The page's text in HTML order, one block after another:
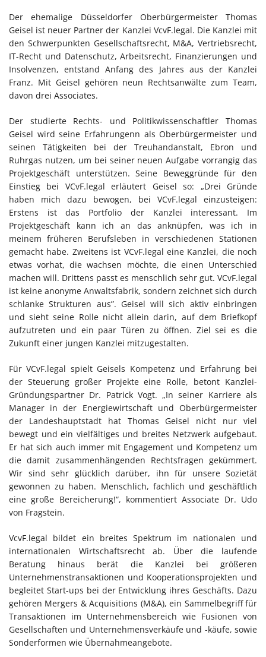
Der ehemalige Düsseldorfer Oberbürgermeister Thomas
Geisel ist neuer Partner der Kanzlei VcvF.legal. Die Kanzlei mit
den Schwerpunkten Gesellschaftsrecht, M&A, Vertriebsrecht,
IT-Recht und Datenschutz, Arbeitsrecht, Finanzierungen und
Insolvenzen, entstand Anfang des Jahres aus der Kanzlei
Franz. Mit Geisel gehören neun Rechtsanwälte zum Team,
davon drei Associates.
Der studierte Rechts- und Politikwissenschaftler Thomas
Geisel wird seine Erfahrungenn als Oberbürgermeister und
seinen Tätigkeiten bei der Treuhandanstalt, Ebron und
Ruhrgas nutzen, um bei seiner neuen Aufgabe vorrangig das
Projektgeschäft unterstützen. Seine Beweggründe für den
Einstieg bei VCvF.legal erläutert Geisel so: „Drei Gründe
haben mich dazu bewogen, bei VCvF.legal einzusteigen:
Erstens ist das Portfolio der Kanzlei interessant. Im
Projektgeschäft kann ich an das anknüpfen, was ich in
meinem früheren Berufsleben in verschiedenen Stationen
gemacht habe. Zweitens ist VCvF.legal eine Kanzlei, die noch
etwas vorhat, die wachsen möchte, die einen Unterschied
machen will. Drittens passt es menschlich sehr gut. VCvF.legal
ist keine anonyme Anwaltsfabrik, sondern zeichnet sich durch
schlanke Strukturen aus”. Geisel will sich aktiv einbringen
und sieht seine Rolle nicht allein darin, auf dem Briefkopf
aufzutreten und ein paar Türen zu öffnen. Ziel sei es die
Zukunft einer jungen Kanzlei mitzugestalten.
Für VCvF.legal spielt Geisels Kompetenz und Erfahrung bei
der Steuerung großer Projekte eine Rolle, betont Kanzlei-
Gründungspartner Dr. Patrick Vogt. „In seiner Karriere als
Manager in der Energiewirtschaft und Oberbürgermeister
der Landeshauptstadt hat Thomas Geisel nicht nur viel
bewegt und ein vielfältiges und breites Netzwerk aufgebaut.
Er hat sich auch immer mit Engagement und Kompetenz um
die damit zusammenhängenden Rechtsfragen gekümmert.
Wir sind sehr glücklich darüber, ihn für unsere Sozietät
gewonnen zu haben. Menschlich, fachlich und geschäftlich
eine große Bereicherung!“, kommentiert Associate Dr. Udo
von Fragstein.
VcvF.legal bildet ein breites Spektrum im nationalen und
internationalen Wirtschaftsrecht ab. Über die laufende
Beratung hinaus berät die Kanzlei bei größeren
Unternehmenstransaktionen und Kooperationsprojekten und
begleitet Start-ups bei der Entwicklung ihres Geschäfts. Dazu
gehören Mergers & Acquisitions (M&A), ein Sammelbegriff für
Transaktionen im Unternehmensbereich wie Fusionen von
Gesellschaften und Unternehmensverkäufe und -käufe, sowie
Sonderformen wie Übernahmeangebote.